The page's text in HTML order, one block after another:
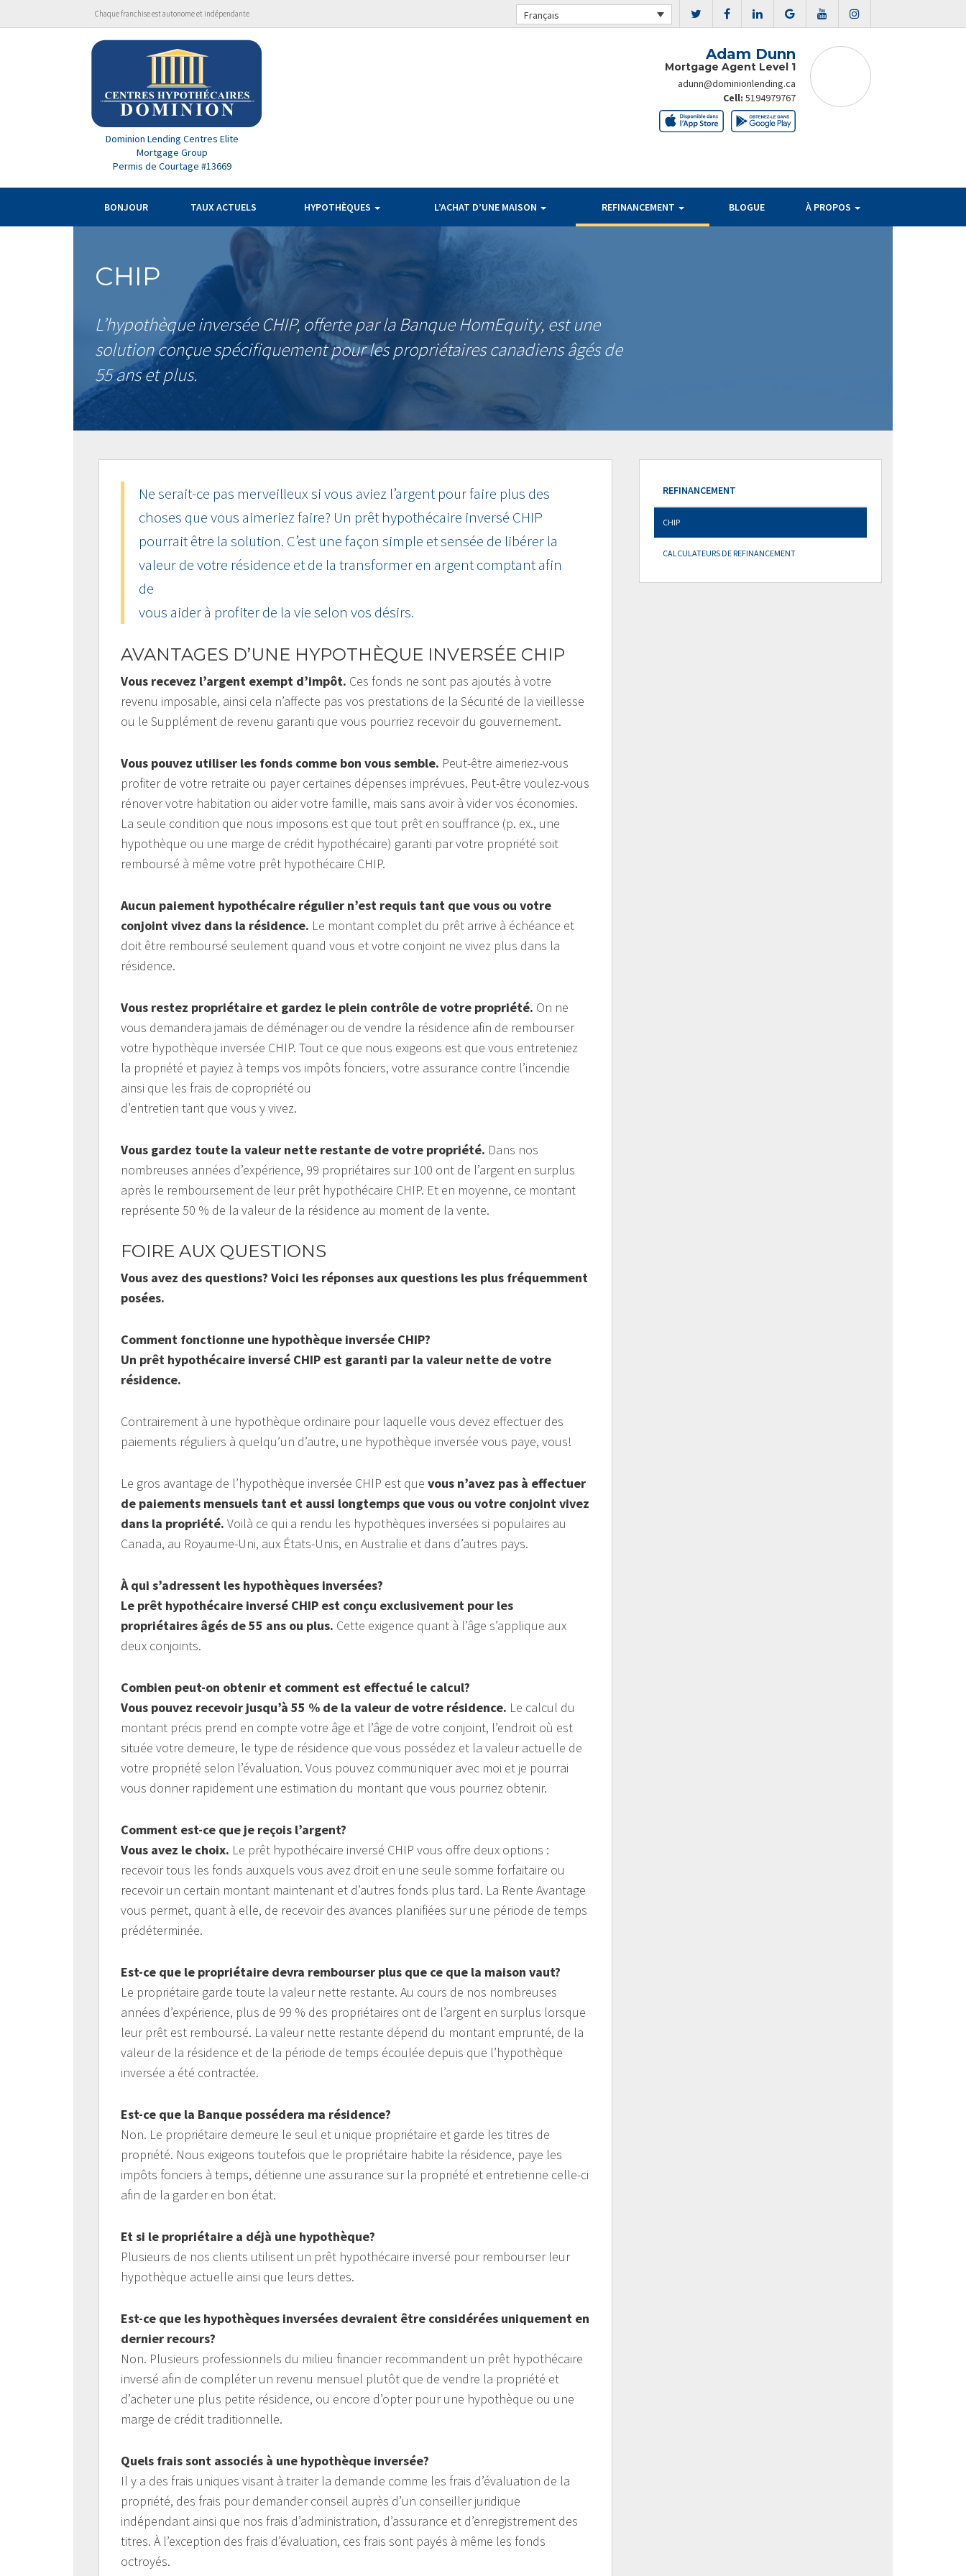
Chaque franchise est autonome et indépendante Français
Dominion Lending Centres Elite
Mortgage Group
Permis de Courtage #13669
Adam Dunn
Mortgage Agent Level 1
adunn@dominionlending.ca
Cell: 5194979767
BONJOUR TAUX ACTUELS HYPOTHÈQUES L’ACHAT D’UNE MAISON REFINANCEMENT BLOGUE À PROPOS
CHIP
L’hypothèque inversée CHIP, offerte par la Banque HomEquity, est une
solution conçue spécifiquement pour les propriétaires canadiens âgés de
55 ans et plus.
Ne serait-ce pas merveilleux si vous aviez l’argent pour faire plus des
choses que vous aimeriez faire? Un prêt hypothécaire inversé CHIP
pourrait être la solution. C’est une façon simple et sensée de libérer la
valeur de votre résidence et de la transformer en argent comptant afin
de
vous aider à profiter de la vie selon vos désirs.
AVANTAGES D’UNE HYPOTHÈQUE INVERSÉE CHIP
Vous recevez l’argent exempt d’impôt. Ces fonds ne sont pas ajoutés à votre
revenu imposable, ainsi cela n’affecte pas vos prestations de la Sécurité de la vieillesse
ou le Supplément de revenu garanti que vous pourriez recevoir du gouvernement.
Vous pouvez utiliser les fonds comme bon vous semble. Peut-être aimeriez-vous
profiter de votre retraite ou payer certaines dépenses imprévues. Peut-être voulez-vous
rénover votre habitation ou aider votre famille, mais sans avoir à vider vos économies.
La seule condition que nous imposons est que tout prêt en souffrance (p. ex., une
hypothèque ou une marge de crédit hypothécaire) garanti par votre propriété soit
remboursé à même votre prêt hypothécaire CHIP.
Aucun paiement hypothécaire régulier n’est requis tant que vous ou votre
conjoint vivez dans la résidence. Le montant complet du prêt arrive à échéance et
doit être remboursé seulement quand vous et votre conjoint ne vivez plus dans la
résidence.
Vous restez propriétaire et gardez le plein contrôle de votre propriété. On ne
vous demandera jamais de déménager ou de vendre la résidence afin de rembourser
votre hypothèque inversée CHIP. Tout ce que nous exigeons est que vous entreteniez
la propriété et payiez à temps vos impôts fonciers, votre assurance contre l’incendie
ainsi que les frais de copropriété ou
d’entretien tant que vous y vivez.
Vous gardez toute la valeur nette restante de votre propriété. Dans nos
nombreuses années d’expérience, 99 propriétaires sur 100 ont de l’argent en surplus
après le remboursement de leur prêt hypothécaire CHIP. Et en moyenne, ce montant
représente 50 % de la valeur de la résidence au moment de la vente.
FOIRE AUX QUESTIONS
Vous avez des questions? Voici les réponses aux questions les plus fréquemment
posées.
Comment fonctionne une hypothèque inversée CHIP?
Un prêt hypothécaire inversé CHIP est garanti par la valeur nette de votre
résidence.
Contrairement à une hypothèque ordinaire pour laquelle vous devez effectuer des
paiements réguliers à quelqu’un d’autre, une hypothèque inversée vous paye, vous!
Le gros avantage de l’hypothèque inversée CHIP est que vous n’avez pas à effectuer
de paiements mensuels tant et aussi longtemps que vous ou votre conjoint vivez
dans la propriété. Voilà ce qui a rendu les hypothèques inversées si populaires au
Canada, au Royaume-Uni, aux États-Unis, en Australie et dans d’autres pays.
À qui s’adressent les hypothèques inversées?
Le prêt hypothécaire inversé CHIP est conçu exclusivement pour les
propriétaires âgés de 55 ans ou plus. Cette exigence quant à l’âge s’applique aux
deux conjoints.
Combien peut-on obtenir et comment est effectué le calcul?
Vous pouvez recevoir jusqu’à 55 % de la valeur de votre résidence. Le calcul du
montant précis prend en compte votre âge et l’âge de votre conjoint, l’endroit où est
située votre demeure, le type de résidence que vous possédez et la valeur actuelle de
votre propriété selon l’évaluation. Vous pouvez communiquer avec moi et je pourrai
vous donner rapidement une estimation du montant que vous pourriez obtenir.
Comment est-ce que je reçois l’argent?
Vous avez le choix. Le prêt hypothécaire inversé CHIP vous offre deux options :
recevoir tous les fonds auxquels vous avez droit en une seule somme forfaitaire ou
recevoir un certain montant maintenant et d’autres fonds plus tard. La Rente Avantage
vous permet, quant à elle, de recevoir des avances planifiées sur une période de temps
prédéterminée.
Est-ce que le propriétaire devra rembourser plus que ce que la maison vaut?
Le propriétaire garde toute la valeur nette restante. Au cours de nos nombreuses
années d’expérience, plus de 99 % des propriétaires ont de l’argent en surplus lorsque
leur prêt est remboursé. La valeur nette restante dépend du montant emprunté, de la
valeur de la résidence et de la période de temps écoulée depuis que l’hypothèque
inversée a été contractée.
Est-ce que la Banque possédera ma résidence?
Non. Le propriétaire demeure le seul et unique propriétaire et garde les titres de
propriété. Nous exigeons toutefois que le propriétaire habite la résidence, paye les
impôts fonciers à temps, détienne une assurance sur la propriété et entretienne celle-ci
afin de la garder en bon état.
Et si le propriétaire a déjà une hypothèque?
Plusieurs de nos clients utilisent un prêt hypothécaire inversé pour rembourser leur
hypothèque actuelle ainsi que leurs dettes.
Est-ce que les hypothèques inversées devraient être considérées uniquement en
dernier recours?
Non. Plusieurs professionnels du milieu financier recommandent un prêt hypothécaire
inversé afin de compléter un revenu mensuel plutôt que de vendre la propriété et
d’acheter une plus petite résidence, ou encore d’opter pour une hypothèque ou une
marge de crédit traditionnelle.
Quels frais sont associés à une hypothèque inversée?
Il y a des frais uniques visant à traiter la demande comme les frais d’évaluation de la
propriété, des frais pour demander conseil auprès d’un conseiller juridique
indépendant ainsi que nos frais d’administration, d’assurance et d’enregistrement des
titres. À l’exception des frais d’évaluation, ces frais sont payés à même les fonds
octroyés.
REFINANCEMENT
CHIP
CALCULATEURS DE REFINANCEMENT